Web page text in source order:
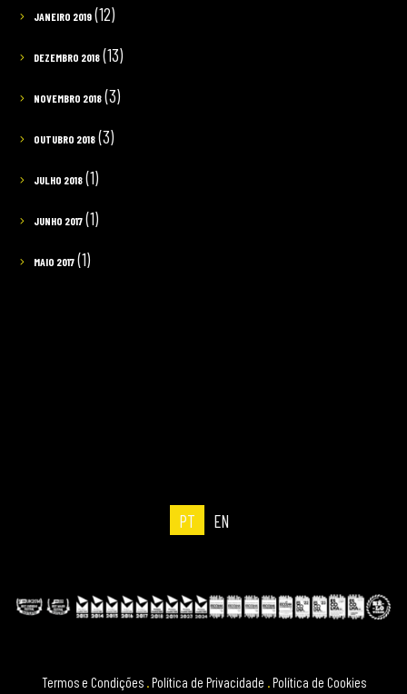
JANEIRO 2019(12)
DEZEMBRO 2018(13)
NOVEMBRO 2018(3)
OUTUBRO 2018(3)
JULHO 2018(1)
JUNHO 2017(1)
MAIO 2017(1)
PT EN
Termos e Condições .Política de Privacidade .Política de Cookies